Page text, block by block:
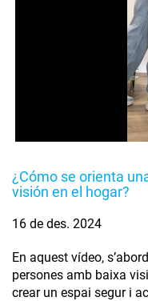
¿Cómo se orienta
visión en el hogar?
16 de des. 2024
En aquest vídeo,
persones amb baixa
crear un espai segur i